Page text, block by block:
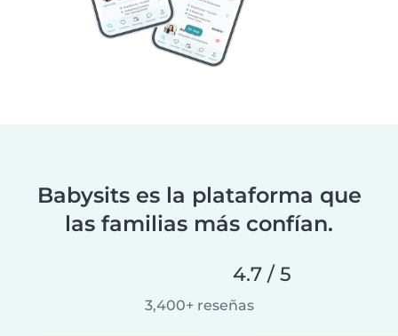
Babysits es la plataforma que
las familias más confían.
4.7 / 5
3,400+ reseñas